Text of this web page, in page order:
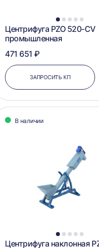
1 2 3 4 5
Центрифуга PZO 520-CV
промышленная
471 651 ₽
ЗАПРОСИТЬ КП
В наличии
1 2 3 4 5
Центрифуга наклонная